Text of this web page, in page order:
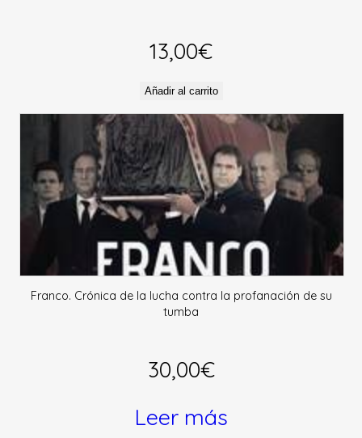
13,00€
Añadir al carrito
Franco. Crónica de la lucha contra la profanación de su
tumba
30,00€
Leer más